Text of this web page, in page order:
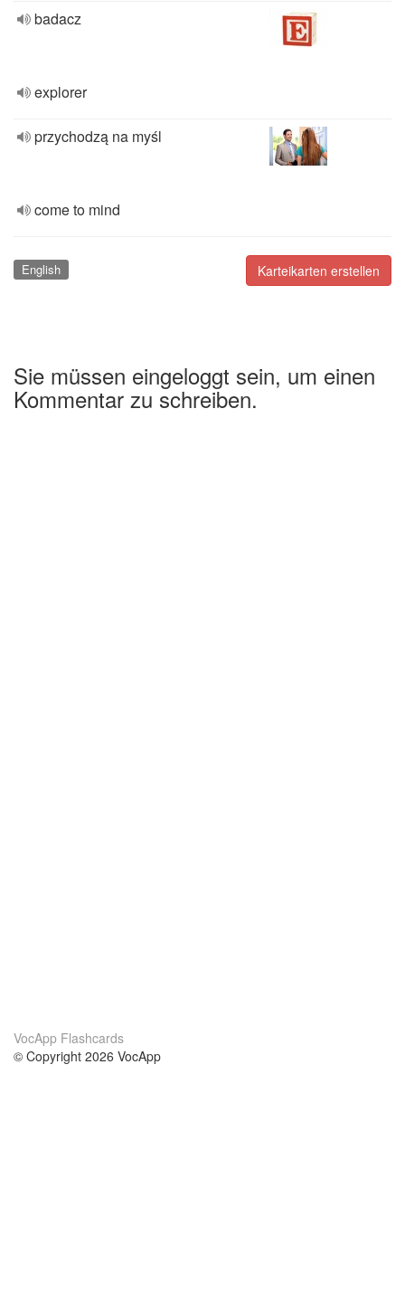
badacz
explorer
przychodzą na myśl
come to mind
Karteikarten erstellen
English
Sie müssen eingeloggt sein, um einen
Kommentar zu schreiben.
VocApp Flashcards
© Copyright 2026 VocApp